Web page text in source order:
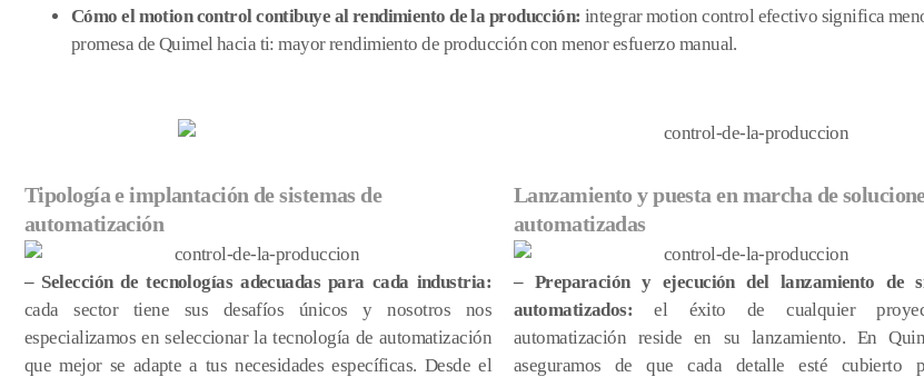
Cómo el motion control contibuye al rendimiento de la producción:integrar motion control efectivo significa
promesa de Quimel hacia ti: mayor rendimiento de producción con menor esfuerzo manual.
Tipología e implantación de sistemas de
automatización
– Selección de tecnologías adecuadas para cada industria:
cada sector tiene sus desafíos únicos y nosotros nos
especializamos en seleccionar la tecnología de automatización
que mejor se adapte a tus necesidades específicas. Desde el
Lanzamiento y puesta en marcha de
automatizadas
– Preparación y ejecución del lanzamiento de
automatizados: el éxito de cualquier
automatización reside en su lanzamiento. En
aseguramos de que cada detalle esté cubierto